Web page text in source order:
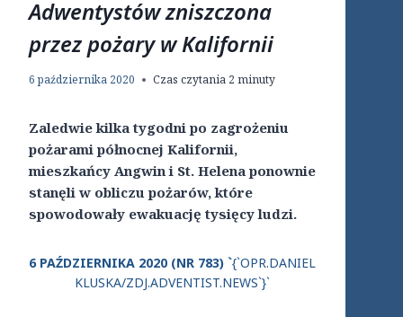
Adwentystów zniszczona
przez pożary w Kalifornii
6 października 2020 Czas czytania 2 minuty
Zaledwie kilka tygodni po zagrożeniu
pożarami północnej Kalifornii,
mieszkańcy Angwin i St. Helena ponownie
stanęli w obliczu pożarów, które
spowodowały ewakuację tysięcy ludzi.
6 PAŹDZIERNIKA 2020 (NR 783) `{`OPR.DANIEL
KLUSKA/ZDJ.ADVENTIST.NEWS`}`